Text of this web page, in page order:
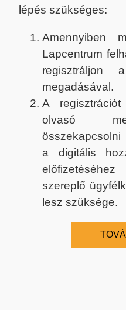
lépés szükséges:
Amennyiben
Lapcentrum
regisztráljon
megadásával.
A
olvasó
a digitális
szereplő
lesz szüksége.